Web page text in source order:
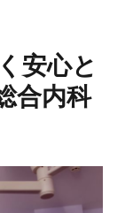
安心と
合内科